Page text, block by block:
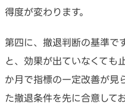
得度が変わります。
第四に、撤退判断の基準で
と、効果が出ていなくても
か月で指標の一定改善が見
た撤退条件を先に合意して